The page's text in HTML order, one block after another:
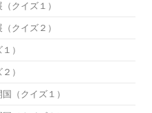
クイズ１）
クイズ２）
）
）
（クイズ１）